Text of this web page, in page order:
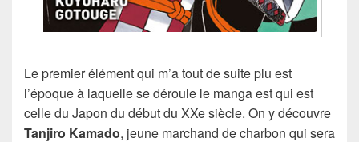
Le premier élément qui m’a tout de suite plu est
l’époque à laquelle se déroule le manga est qui est
celle du Japon du début du XXe siècle. On y découvre
Tanjiro Kamado, jeune marchand de charbon qui sera